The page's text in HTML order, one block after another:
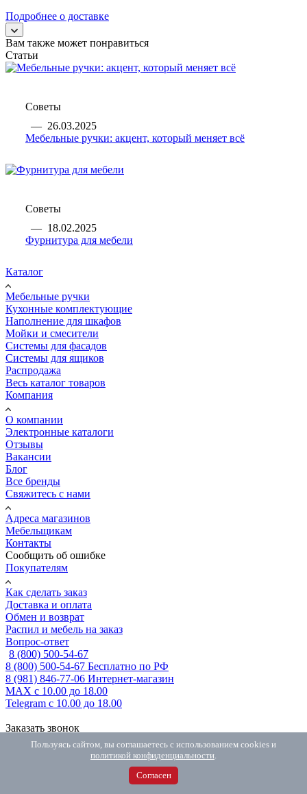
Подробнее о доставке
Вам также может понравиться
Статьи
Советы
— 26.03.2025
Мебельные ручки: акцент, который меняет всё
Советы
— 18.02.2025
Фурнитура для мебели
Каталог
Мебельные ручки
Кухонные комплектующие
Наполнение для шкафов
Мойки и смесители
Системы для фасадов
Системы для ящиков
Распродажа
Весь каталог товаров
Компания
О компании
Электронные каталоги
Отзывы
Вакансии
Блог
Все бренды
Свяжитесь с нами
Адреса магазинов
Мебельщикам
Контакты
Сообщить об ошибке
Покупателям
Как сделать заказ
Доставка и оплата
Обмен и возврат
Распил и мебель на заказ
Вопрос-ответ
8 (800) 500-54-67
8 (800) 500-54-67 Бесплатно по РФ
8 (981) 846-77-06 Интернет-магазин
MAX с 10.00 до 18.00
Telegram с 10.00 до 18.00
Заказать звонок
Пользуясь сайтом, вы соглашаетесь с использованием cookies и
политикой конфиденциальности.
Согласен